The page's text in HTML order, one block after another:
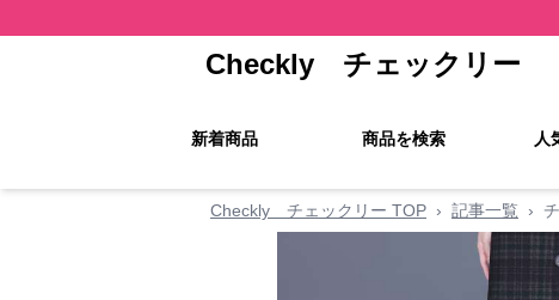
Checkly チェックリー
新着商品 商品を検索 人
Checkly チェックリー TOP › 記事一覧 ›